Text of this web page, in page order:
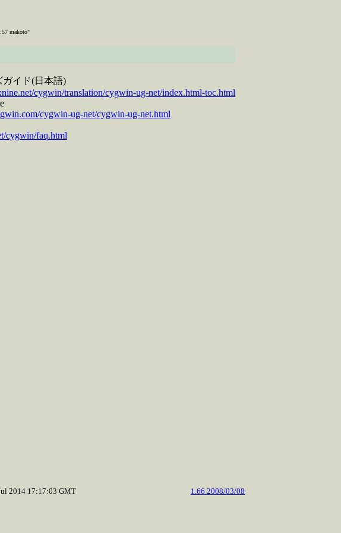
makoto"
ガイド(日本語)
cygwin/translation/cygwin-ug-net/index.html-toc.html
cygwin-ug-net/cygwin-ug-net.html
cygwin/faq.html
2014 17:17:03 GMT 1.66 2008/03/08